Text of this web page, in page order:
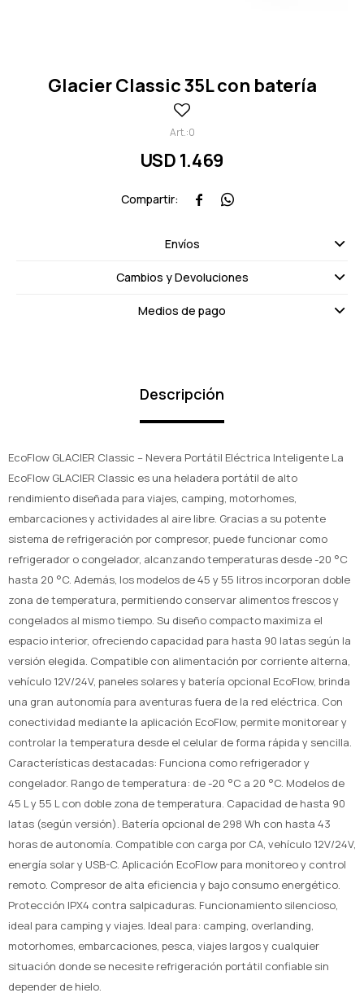
Glacier Classic 35L con batería
0
USD 1.469
 
Envíos
Cambios y Devoluciones
Medios de pago
Descripción
EcoFlow GLACIER Classic – Nevera Portátil Eléctrica Inteligente La
EcoFlow GLACIER Classic es una heladera portátil de alto
rendimiento diseñada para viajes, camping, motorhomes,
embarcaciones y actividades al aire libre. Gracias a su potente
sistema de refrigeración por compresor, puede funcionar como
refrigerador o congelador, alcanzando temperaturas desde -20 °C
hasta 20 °C. Además, los modelos de 45 y 55 litros incorporan doble
zona de temperatura, permitiendo conservar alimentos frescos y
congelados al mismo tiempo. Su diseño compacto maximiza el
espacio interior, ofreciendo capacidad para hasta 90 latas según la
versión elegida. Compatible con alimentación por corriente alterna,
vehículo 12V/24V, paneles solares y batería opcional EcoFlow, brinda
una gran autonomía para aventuras fuera de la red eléctrica. Con
conectividad mediante la aplicación EcoFlow, permite monitorear y
controlar la temperatura desde el celular de forma rápida y sencilla.
Características destacadas: Funciona como refrigerador y
congelador. Rango de temperatura: de -20 °C a 20 °C. Modelos de
45 L y 55 L con doble zona de temperatura. Capacidad de hasta 90
latas (según versión). Batería opcional de 298 Wh con hasta 43
horas de autonomía. Compatible con carga por CA, vehículo 12V/24V,
energía solar y USB-C. Aplicación EcoFlow para monitoreo y control
remoto. Compresor de alta eficiencia y bajo consumo energético.
Protección IPX4 contra salpicaduras. Funcionamiento silencioso,
ideal para camping y viajes. Ideal para: camping, overlanding,
motorhomes, embarcaciones, pesca, viajes largos y cualquier
situación donde se necesite refrigeración portátil confiable sin
depender de hielo.